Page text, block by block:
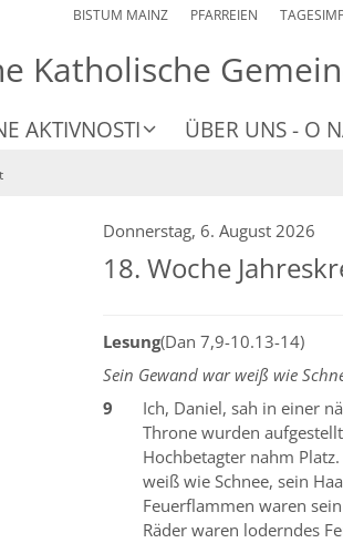
BISTUM MAINZ PFARREIEN
Katholische
AKTIVNOSTI ÜBER UNS - O
Donnerstag, 6. August 2026
18. Woche
Lesung(Dan 7,9-10.13-14)
Sein Gewand war weiß wie
9
Ich, Daniel, sah in einer
Throne wurden
Hochbetagter nahm
weiß wie Schnee, sein
Feuerflammen waren
Räder waren loderndes